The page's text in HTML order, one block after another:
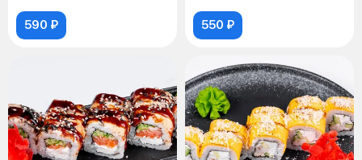
590 ₽ 550 ₽